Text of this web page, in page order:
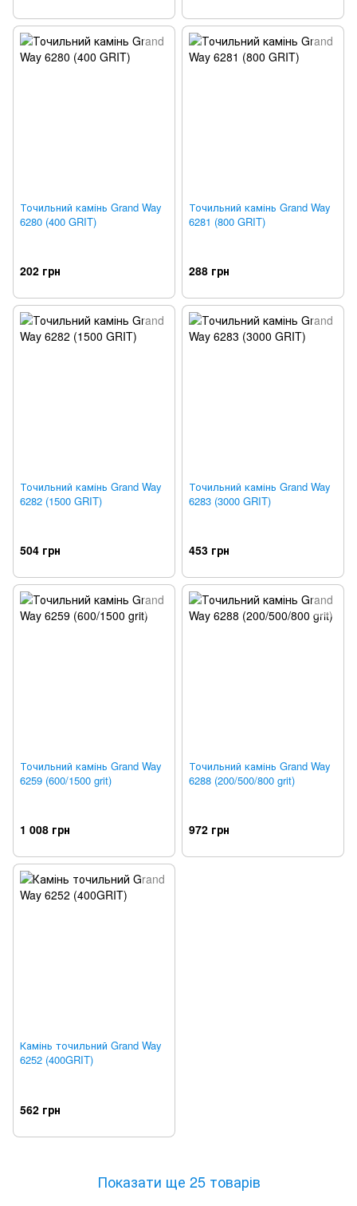
Точильний камінь Grand Way
6280 (400 GRIT)
202 грн
Точильний камінь Grand Way
6281 (800 GRIT)
288 грн
Точильний камінь Grand Way
6282 (1500 GRIT)
504 грн
Точильний камінь Grand Way
6283 (3000 GRIT)
453 грн
Точильний камінь Grand Way
6259 (600/1500 grit)
1 008 грн
Точильний камінь Grand Way
6288 (200/500/800 grit)
972 грн
Камінь точильний Grand Way
6252 (400GRIT)
562 грн
Показати ще 25 товарів